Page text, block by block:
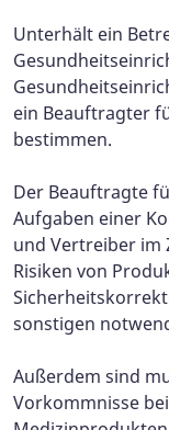
Unterhält ein
ein Beauftragter
bestimmen.
Der Beauftragte
Aufgaben einer
und Vertreiber im
Risiken von
sonstigen
Außerdem sind
Vorkommnisse